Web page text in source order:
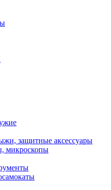
защитные аксессуары
микроскопы